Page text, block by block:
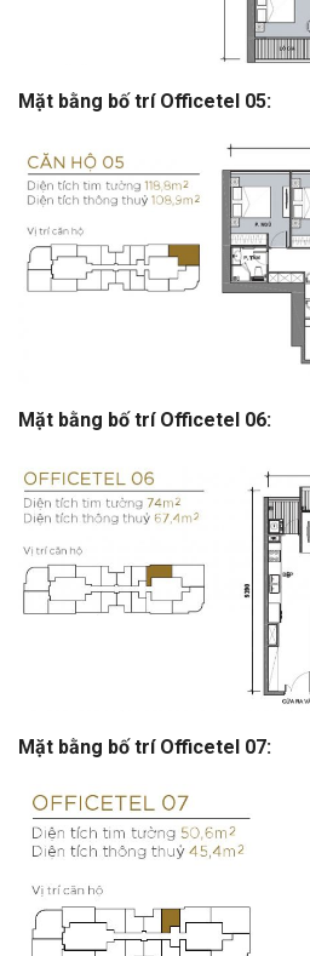
Mặt bằng bố trí Officetel 05:
Mặt bằng bố trí Officetel 06:
Mặt bằng bố trí Officetel 07: